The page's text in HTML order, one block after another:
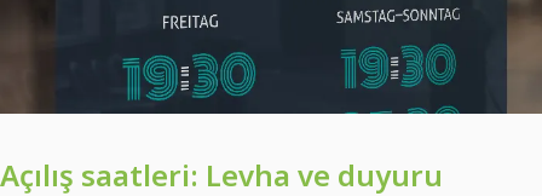
Açılış saatleri: Levha ve duyuru